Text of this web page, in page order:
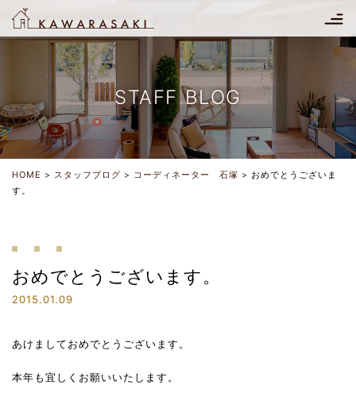
STAFF BLOG
HOME スタッフブログ コーディネーター 石塚
おめでとうございま
す。
おめでとうございます。
2015.01.09
あけましておめでとうございます。
本年も宜しくお願いいたします。